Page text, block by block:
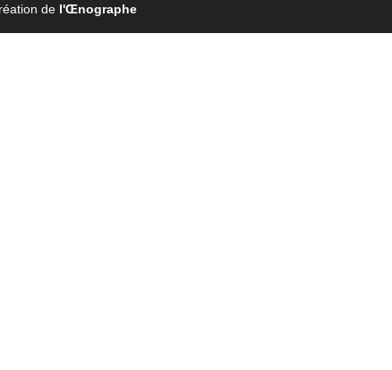
de l'Œnographe